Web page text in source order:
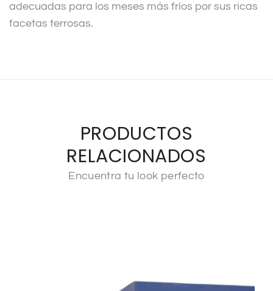
adecuadas para los meses más fríos por sus ricas
facetas terrosas.
PRODUCTOS
RELACIONADOS
Encuentra tu look perfecto